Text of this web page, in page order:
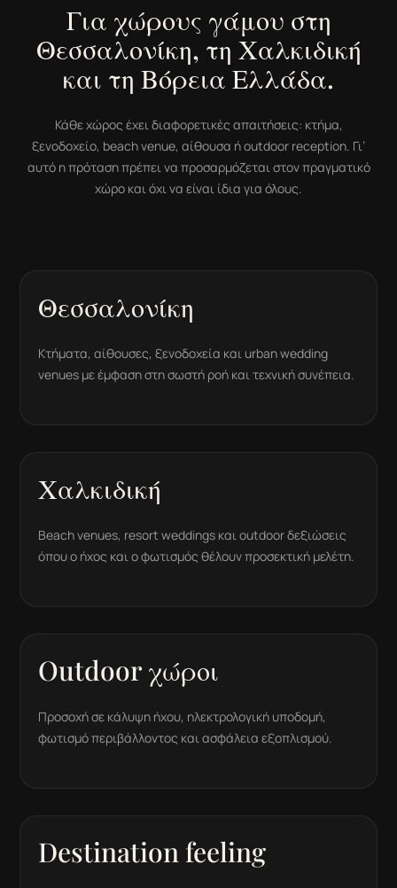
Για χώρους γάμου στη
Θεσσαλονίκη, τη Χαλκιδική
και τη Βόρεια Ελλάδα.
Κάθε χώρος έχει διαφορετικές απαιτήσεις: κτήμα,
ξενοδοχείο, beach venue, αίθουσα ή outdoor reception. Γι’
αυτό η πρόταση πρέπει να προσαρμόζεται στον πραγματικό
χώρο και όχι να είναι ίδια για όλους.
Θεσσαλονίκη
Κτήματα, αίθουσες, ξενοδοχεία και urban wedding
venues με έμφαση στη σωστή ροή και τεχνική συνέπεια.
Χαλκιδική
Beach venues, resort weddings και outdoor δεξιώσεις
όπου ο ήχος και ο φωτισμός θέλουν προσεκτική μελέτη.
Outdoor χώροι
Προσοχή σε κάλυψη ήχου, ηλεκτρολογική υποδομή,
φωτισμό περιβάλλοντος και ασφάλεια εξοπλισμού.
Destination feeling